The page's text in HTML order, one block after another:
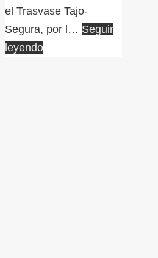
el Trasvase Tajo-
Segura, por l… Seguir
leyendo